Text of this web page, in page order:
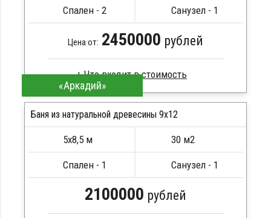
Спален - 2 Санузел - 1
Цена от: 2450000 рублей
Профилированный брус
Стропила, балки 50х200 мм
Метизы, саморезы, гвозди
ПОДРОБНЕЕ
«Аркадий»
Баня из натуральной древесины 9х12
5х8,5 м 30 м2
Спален - 1 Санузел - 1
2100000 рублей